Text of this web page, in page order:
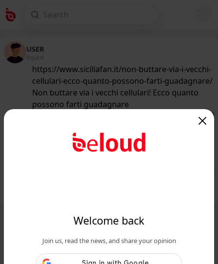
Welcome back
Join us, read the news, and share your opinion
USER
@guest
https://www.siciliafan.it/non-buttare-via-i-vecchi-
cellulari-ecco-quanto-possono-farti-guadagnare/
Non buttare via i vecchi cellulari! Ecco quanto
possono farti guadagnare
/50
Non buttare via i vecchi cellulari! Ecco
quanto puoi guadagnare...